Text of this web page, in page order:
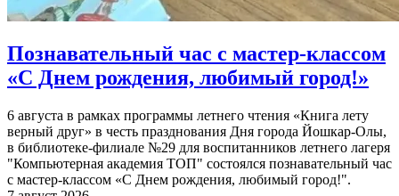
Познавательный час с мастер-классом
«С Днем рождения, любимый город!»
6 августа в рамках программы летнего чтения «Книга лету
верный друг» в честь празднования Дня города Йошкар-Олы,
в библиотеке-филиале №29 для воспитанников летнего лагеря
"Компьютерная академия ТОП" состоялся познавательный час
с мастер-классом «С Днем рождения, любимый город!".